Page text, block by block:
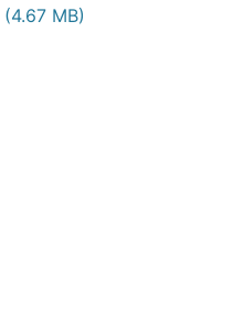
(4.67 MB)